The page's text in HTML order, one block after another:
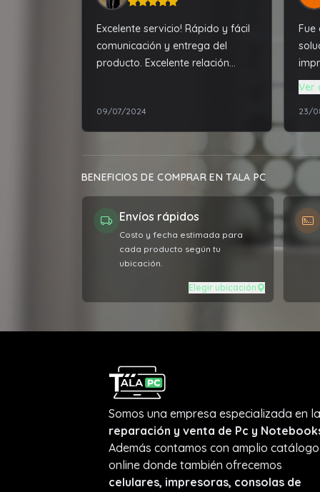
Excelente servicio! Rápido y fácil
comunicación y entrega del
producto. Excelente relación
09/07/2024
Fue
día
la
al
el
Ver
23/
BENEFICIOS DE COMPRAR EN TALA PC
Envíos rápidos
Costo y fecha estimada para
cada producto según tu
ubicación.
Elegir ubicación
Somos una empresa especializada en la
reparación y venta de Pc y
Además contamos con amplio catálogo
online donde también ofrecemos
celulares, impresoras, consolas de